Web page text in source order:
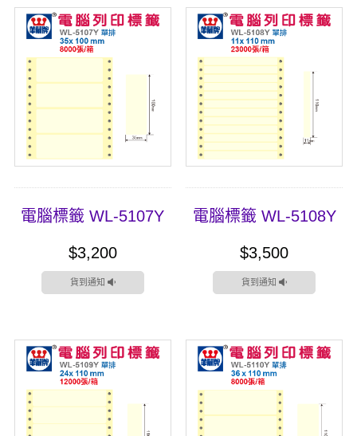
電腦標籤 WL-5107Y
$3,200
貨到通知
電腦標籤 WL-5108Y
$3,500
貨到通知